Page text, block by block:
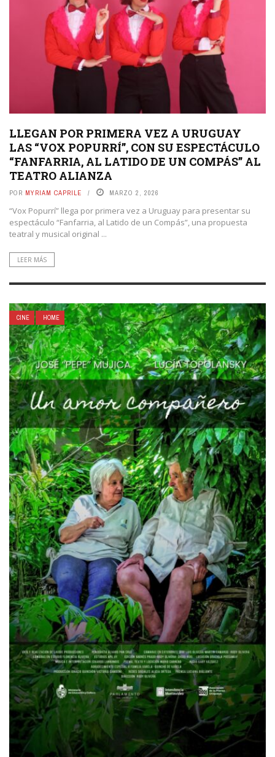
LLEGAN POR PRIMERA VEZ A URUGUAY
LAS “VOX POPURRÍ”, CON SU ESPECTÁCULO
“FANFARRIA, AL LATIDO DE UN COMPÁS” AL
TEATRO ALIANZA
POR MYRIAM CAPRILE MARZO 2, 2026
“Vox Popurrí” llega por primera vez a Uruguay para presentar su
espectáculo “Fanfarria, al Latido de un Compás”, una propuesta
teatral y musical original ...
LEER MÁS
CINE HOME